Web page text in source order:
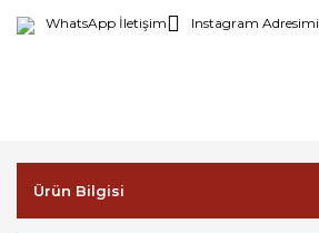
WhatsApp İletişim Instagram Adresimi
Ürün Bilgisi